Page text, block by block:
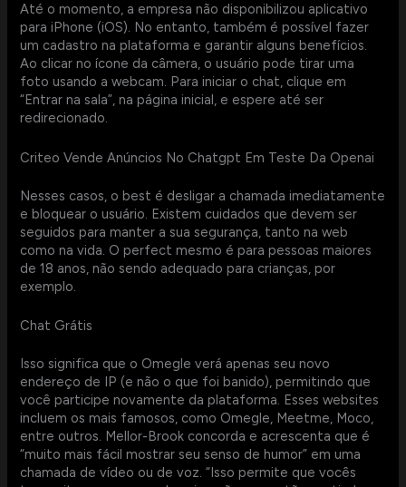
Até o momento, a empresa não disponibilizou aplicativo
para iPhone (iOS). No entanto, também é possível fazer
um cadastro na plataforma e garantir alguns benefícios.
Ao clicar no ícone da câmera, o usuário pode tirar uma
foto usando a webcam. Para iniciar o chat, clique em
“Entrar na sala”, na página inicial, e espere até ser
redirecionado.
Criteo Vende Anúncios No Chatgpt Em Teste Da Openai
Nesses casos, o best é desligar a chamada imediatamente
e bloquear o usuário. Existem cuidados que devem ser
seguidos para manter a sua segurança, tanto na web
como na vida. O perfect mesmo é para pessoas maiores
de 18 anos, não sendo adequado para crianças, por
exemplo.
Chat Grátis
Isso significa que o Omegle verá apenas seu novo
endereço de IP (e não o que foi banido), permitindo que
você participe novamente da plataforma. Esses websites
incluem os mais famosos, como Omegle, Meetme, Moco,
entre outros. Mellor-Brook concorda e acrescenta que é
“muito mais fácil mostrar seu senso de humor” em uma
chamada de vídeo ou de voz. “Isso permite que vocês